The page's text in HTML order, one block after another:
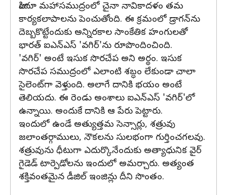
హిందూ మహాసముద్రంలో చైనా నావికాదళం తమ
కార్యకలాపాలను పెంచుతోంది. ఈ క్రమంలో డ్రాగన్‌ను
దెబ్బకొట్టేందుకు అన్నిరకాల సాంకేతిక హంగులతో
భారత్ ఐఎన్ఎస్ 'వగిర్'ను రూపొందించింది.
'వగిర్' అంటే ఇసుక సొరచేప అని అర్థం. ఇసుక
సొరచేప సముద్రంలో ఎలాంటి శబ్ధం లేకుండా చాలా
సైలెంట్‌గా వెళ్తుంది. అలాగే దానికి భయం అంటే
తెలియదు. ఈ రెండు అంశాలు ఐఎన్ఎస్ 'వగిర్'లో
ఉన్నాయి. అందుకే దానికి ఆ పేరు పెట్టారు.
ఇందులో ఉండే అత్యుత్తమ సెన్సార్లు, శత్రువు
జలాంతర్గాములు, నౌకలను సులభంగా గుర్తించగలవు.
శత్రువును ధీటుగా ఎదుర్కొనేందుకు అత్యాధునిక వైర్
గైడెడ్ టార్పెడోలను ఇందులో అమర్చారు. అత్యంత
శక్తివంతమైన డీజిల్ ఇంజిన్లు దీని సొంతం.